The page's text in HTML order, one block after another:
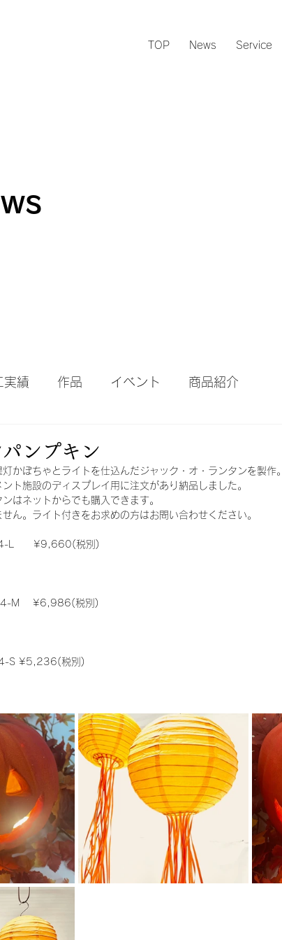
TOP News Service
実績 作品 イベント 商品紹介
ンプキン
かぼちゃとライトを仕込んだジャック・オ・ランタンを製作。
ト施設のディスプレイ用に注文があり納品しました。
はネットからでも購入できます。
ん。ライト付きをお求めの方はお問い合わせください。
L　　¥9,660(税別)
M 　¥6,986(税別)
S ¥5,236(税別)